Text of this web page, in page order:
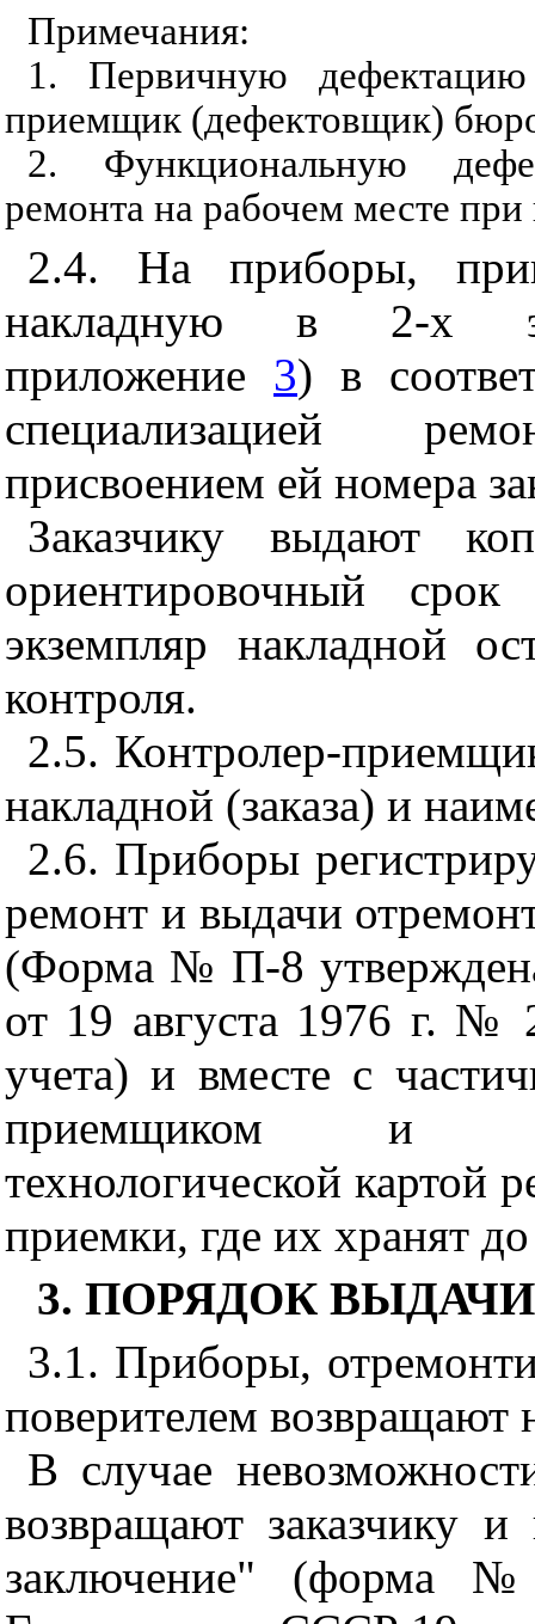
Примечания:
1. Первичную дефектацию
приемщик (дефектовщик)
2. Функциональную
ремонта на рабочем месте
2.4. На приборы,
накладную в 2-х
приложение 3) в
специализацией
присвоением ей номера
Заказчику выдают
ориентировочный
экземпляр накладной
контроля.
2.5. Контролер-
накладной (заказа) и
2.6. Приборы
ремонт и выдачи
(Форма № П-8
от 19 августа 1976 г. №
учета) и вместе с
приемщиком и
технологической картой
приемки, где их хранят
3. ПОРЯДОК
3.1. Приборы,
поверителем возвращают
В случае
возвращают заказчику
заключение" (форма